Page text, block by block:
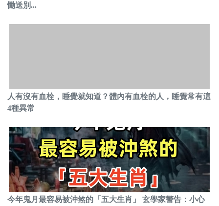
慟送別...
人有沒有血栓，睡覺就知道？體內有血栓的人，睡覺常有這
4種異常
今年鬼月最容易被沖煞的「五大生肖」 玄學家警告：小心